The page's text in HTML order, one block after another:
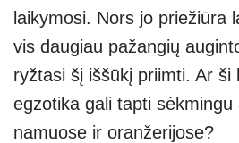
laikymosi. Nors jo priežiūra
vis daugiau pažangių
ryžtasi šį iššūkį priimti. Ar ši
egzotika gali tapti sėkmingu
namuose ir oranžerijose?